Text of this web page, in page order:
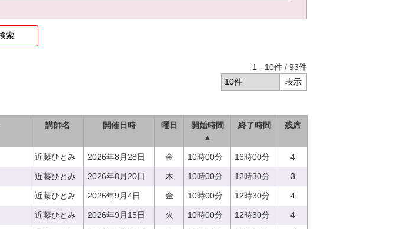
1 - 10件 / 93件
講師名 開催日時 曜日
開始時間
▲
終了時間 残席
近藤ひとみ 2026年8月28日 金 10時00分 16時00分 4
近藤ひとみ 2026年8月20日 木 10時00分 12時30分 3
近藤ひとみ 2026年9月4日 金 10時00分 12時30分 4
近藤ひとみ 2026年9月15日 火 10時00分 12時30分 4